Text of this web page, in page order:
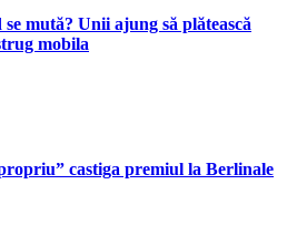
mută? Unii ajung să plătească
mobila
castiga premiul la Berlinale